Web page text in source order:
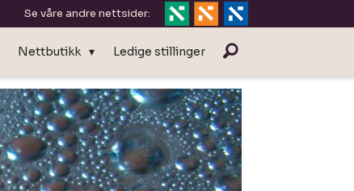
Se våre andre nettsider:
Nettbutikk Ledige stillinger